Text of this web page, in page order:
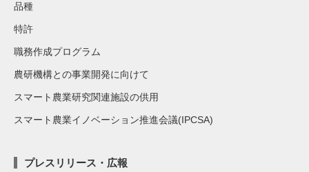
品種
特許
職務作成プログラム
農研機構との事業開発に向けて
スマート農業研究関連施設の供用
スマート農業イノベーション推進会議(IPCSA)
プレスリリース・広報